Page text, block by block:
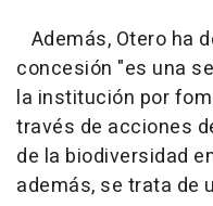
Además, Otero ha
concesión "es una
la institución por
través de acciones
de la biodiversidad
además, se trata de